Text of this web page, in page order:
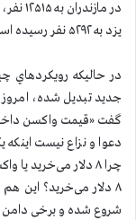
یزد به ۵۲۹۲ نفر رسیده است.
در حاليكه رويكردهاي
جديد تبديل شده، امروز
گفت «قیمت واكسن
۸ دلار می‌خرید؟ این
شروع شده و برخی دامن